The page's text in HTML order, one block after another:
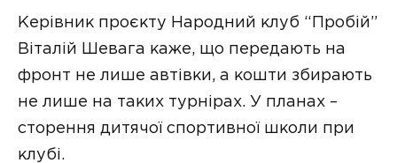
Керівник проєкту Народний клуб “Пробій”
Віталій Шевага каже, що передають на
фронт не лише автівки, а кошти збирають
не лише на таких турнірах. У планах –
сторення дитячої спортивної школи при
клубі.